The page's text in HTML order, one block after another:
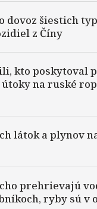
dovoz šiestich
z Číny
kto poskytoval
na ruské
látok a plynov
prehrievajú
ryby sú v